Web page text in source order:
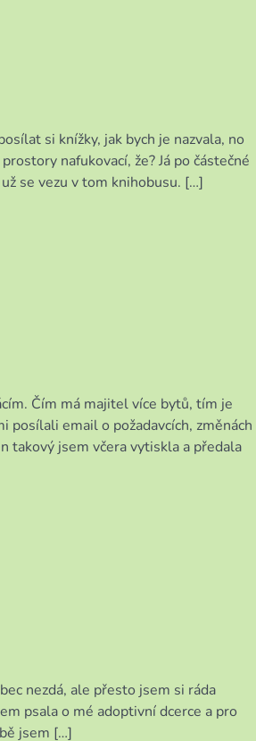
si knížky, jak bych je nazvala, no
nafukovací, že? Já po částečné
se vezu v tom knihobusu. […]
Čím má majitel více bytů, tím je
posílali email o požadavcích, změnách
takový jsem včera vytiskla a předala
nezdá, ale přesto jsem si ráda
psala o mé adoptivní dcerce a pro
jsem […]